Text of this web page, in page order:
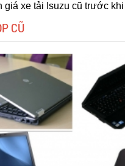
giá xe tải Isuzu cũ trước khi
CŨ